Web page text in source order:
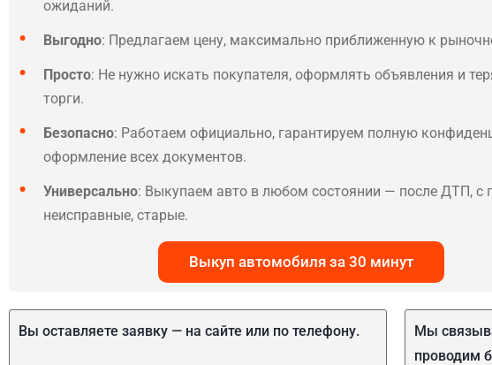
ожиданий.
Выгодно: Предлагаем цену, максимально приближенную к
Просто: Не нужно искать покупателя, оформлять объявления и
торги.
Безопасно: Работаем официально, гарантируем полную
оформление всех документов.
Универсально: Выкупаем авто в любом состоянии — после ДТП, с
неисправные, старые.
Выкуп автомобиля за 30 минут
Вы оставляете заявку — на сайте или по телефону.
Мы
проводим